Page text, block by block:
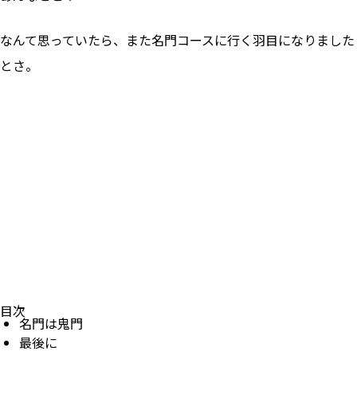
なんて思っていたら、また名門コースに行く羽目になりました
とさ。
目次
名門は鬼門
最後に